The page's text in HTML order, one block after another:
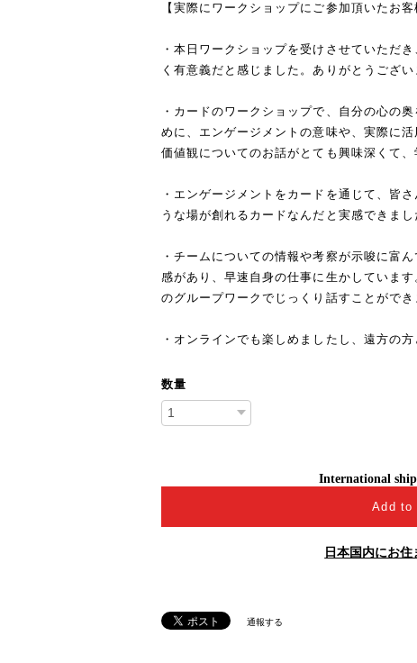
【実際にワークショップにご参加頂いたお客
・本日ワークショップを受けさせていただ
く有意義だと感じました。ありがとうござい
・カードのワークショップで、自分の心の
めに、エンゲージメントの意味や、実際に
価値観についてのお話がとても興味深くて、
・エンゲージメントをカードを通じて、皆
うな場が創れるカードなんだと実感できまし
・チームについての情報や考察が示唆に富
感があり、早速自身の仕事に生かしていま
のグループワークでじっくり話すことができ
・オンラインでも楽しめましたし、遠方の
数量
International
Add to
日本国内にお
通報する